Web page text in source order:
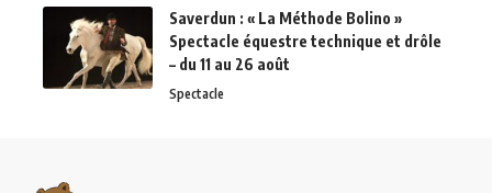
Saverdun : « La Méthode Bolino »
Spectacle équestre technique et drôle
– du 11 au 26 août
Spectacle